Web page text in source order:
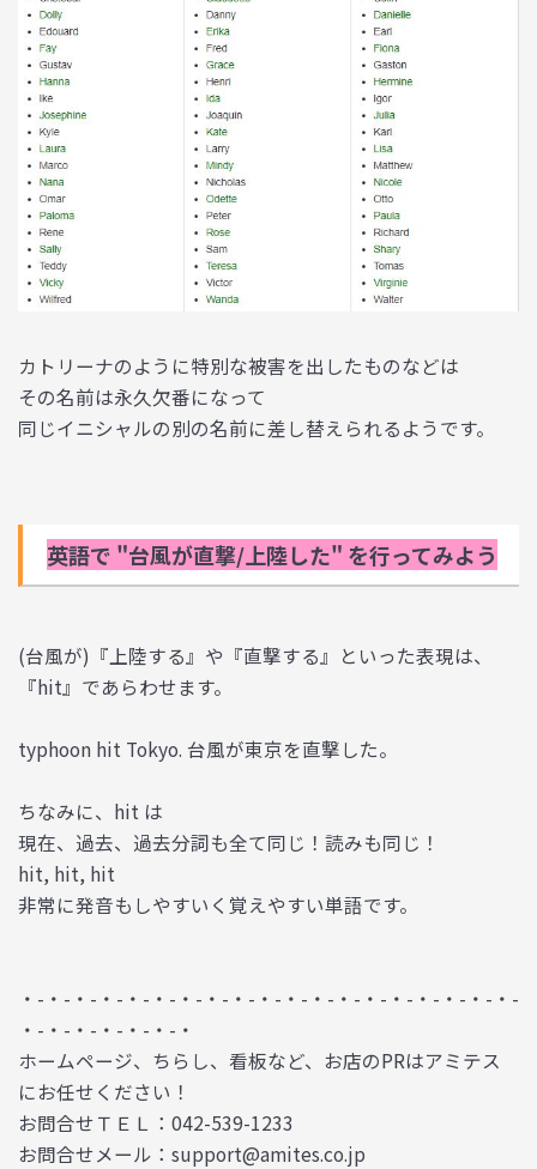
カトリーナのように特別な被害を出したものなどは
その名前は永久欠番になって
同じイニシャルの別の名前に差し替えられるようです。
英語で "台風が直撃/上陸した" を行ってみよう
(台風が)『上陸する』や『直撃する』といった表現は、
『hit』であらわせます。
typhoon hit Tokyo. 台風が東京を直撃した。
ちなみに、hit は
現在、過去、過去分詞も全て同じ！読みも同じ！
hit, hit, hit
非常に発音もしやすいく覚えやすい単語です。
・-・-・-・-・-・-・-・-・-・-・-・-・-・-・-・-・-・-・-
・-・-・-・-・-・-・
ホームページ、ちらし、看板など、お店のPRはアミテス
にお任せください！
お問合せＴＥＬ：042-539-1233
お問合せメール：support@amites.co.jp